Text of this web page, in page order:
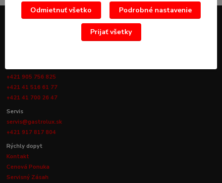
+421 905 756 825
+421 41 516 61 77
+421 41 700 26 47
Servis
servis@gastrolux.sk
+421 917 817 804
Rýchly dopyt
Kontakt
Cenová Ponuka
Servisný Zásah
Odmietnuť všetko Podrobné nastavenie
Prijať všetky